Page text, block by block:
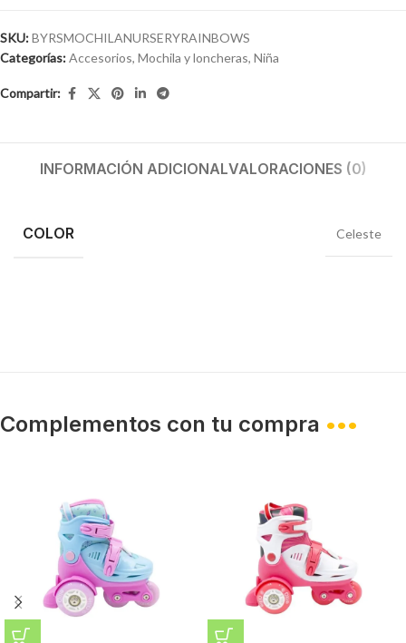
SKU:BYRSMOCHILANURSERYRAINBOWS
Categorías:Accesorios, Mochila y loncheras, Niña
Compartir:
INFORMACIÓN ADICIONALVALORACIONES (0)
COLOR Celeste
Complementos con tu compra •••